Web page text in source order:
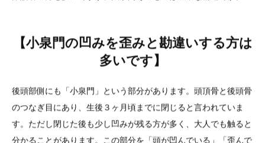
【小泉門の凹みを歪みと勘違いする方は
多いです】
後頭部側にも「小泉門」という部分があります。頭頂骨と後頭骨
のつなぎ目にあり、生後３ヶ月頃までに閉じると言われていま
す。ただし閉じた後も少し凹みが残る方が多く、大人でも触ると
分かることがあります。この部分を「頭が凹んでいる」「歪んで